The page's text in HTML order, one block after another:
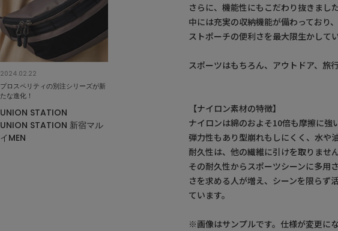
2024.02.22
プロスペリティの別注シリーズが新
たな進化！
UNION STATION
UNION STATION 新宿マル
イMEN
さらに、機能性にもこだわり抜きました
中には充実の収納機能が備わっており
ストポーチの便利さを最大限生かしてい
スポーツはもちろん、アウトドア、旅
【ナイロン素材の特徴】
ナイロンは綿のおよそ10倍も摩擦に強
弾力性もあり型崩れもしにくく、水や
耐久性は、他の繊維に引けを取りません
その耐久性からスポーツシーンに多用
さを求める人が増え、シーンを限らず
ています。
※画像はサンプルです。仕様が変更に